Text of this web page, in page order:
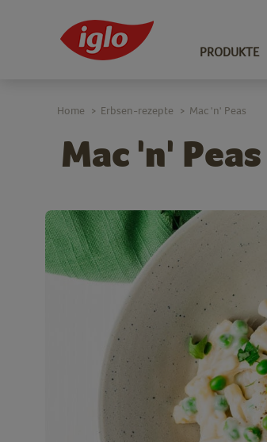
PRODUKTE
Mac 'n' Peas
Home > Erbsen-rezepte > Mac 'n' Peas